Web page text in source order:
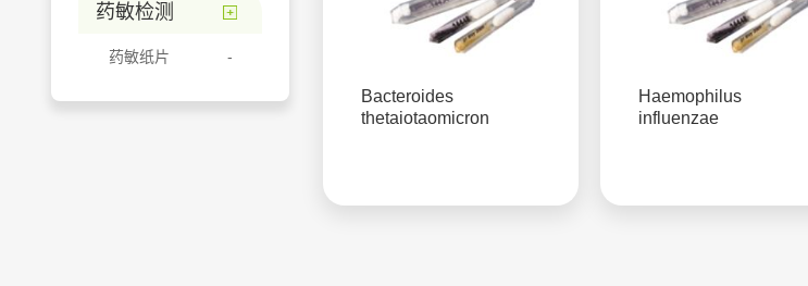
药敏检测
药敏纸片
Bacteroides
thetaiotaomicron
Haemophilus
influenzae